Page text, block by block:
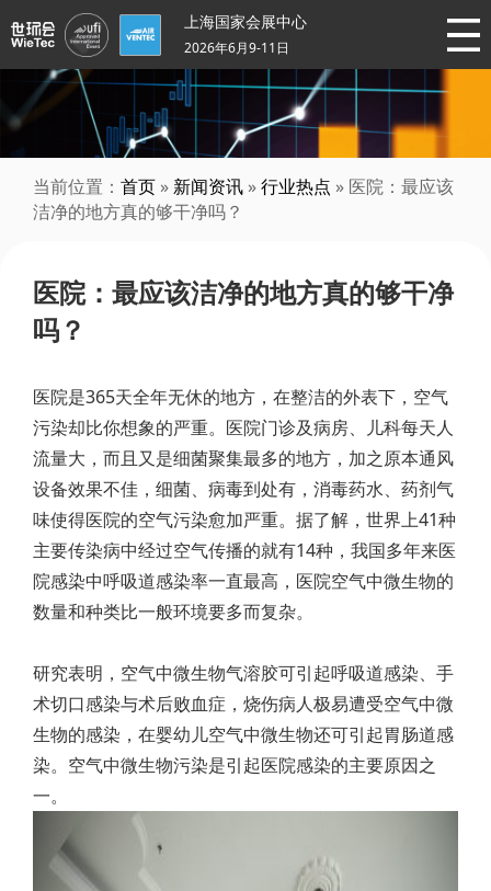
上海国家会展中心
2026年6月9-11日
当前位置： 首页 » 新闻资讯 »行业热点 » 医院：最应该
洁净的地方真的够干净吗？
医院：最应该洁净的地方真的够干净
吗？
医院是365天全年无休的地方，在整洁的外表下，空气
污染却比你想象的严重。医院门诊及病房、儿科每天人
流量大，而且又是细菌聚集最多的地方，加之原本通风
设备效果不佳，细菌、病毒到处有，消毒药水、药剂气
味使得医院的空气污染愈加严重。据了解，世界上41种
主要传染病中经过空气传播的就有14种，我国多年来医
院感染中呼吸道感染率一直最高，医院空气中微生物的
数量和种类比一般环境要多而复杂。
研究表明，空气中微生物气溶胶可引起呼吸道感染、手
术切口感染与术后败血症，烧伤病人极易遭受空气中微
生物的感染，在婴幼儿空气中微生物还可引起胃肠道感
染。空气中微生物污染是引起医院感染的主要原因之
一。